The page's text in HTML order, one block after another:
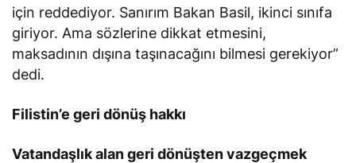
için reddediyor. Sanırım Bakan Basil, ikinci sınıfa
giriyor. Ama sözlerine dikkat etmesini,
maksadının dışına taşınacağını bilmesi gerekiyor”
dedi.
Filistin’e geri dönüş hakkı
Vatandaşlık alan geri dönüşten vazgeçmek